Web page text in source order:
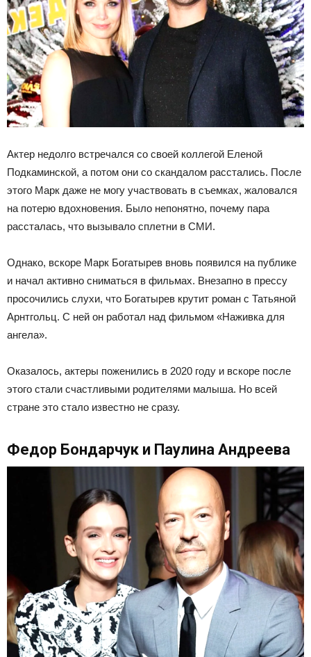
Актер недолго встречался со своей коллегой Еленой
Подкаминской, а потом они со скандалом расстались. После
этого Марк даже не могу участвовать в съемках, жаловался
на потерю вдохновения. Было непонятно, почему пара
рассталась, что вызывало сплетни в СМИ.
Однако, вскоре Марк Богатырев вновь появился на публике
и начал активно сниматься в фильмах. Внезапно в прессу
просочились слухи, что Богатырев крутит роман с Татьяной
Арнтгольц. С ней он работал над фильмом «Наживка для
ангела».
Оказалось, актеры поженились в 2020 году и вскоре после
этого стали счастливыми родителями малыша. Но всей
стране это стало известно не сразу.
Федор Бондарчук и Паулина Андреева